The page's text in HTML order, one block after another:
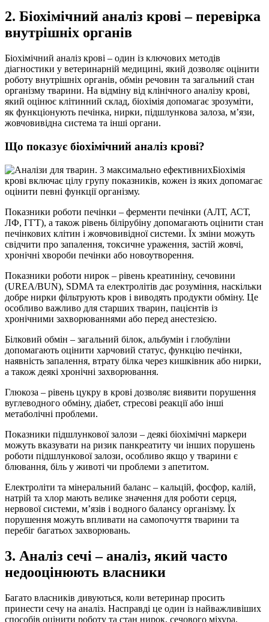
2. Біохімічний аналіз крові – перевірка
внутрішніх органів
Біохімічний аналіз крові – один із ключових методів
діагностики у ветеринарній медицині, який дозволяє оцінити
роботу внутрішніх органів, обмін речовин та загальний стан
організму тварини. На відміну від клінічного аналізу крові,
який оцінює клітинний склад, біохімія допомагає зрозуміти,
як функціонують печінка, нирки, підшлункова залоза, м’язи,
жовчовивідна система та інші органи.
Що показує біохімічний аналіз крові?
Біохімія
крові включає цілу групу показників, кожен із яких допомагає
оцінити певні функції організму.
Показники роботи печінки – ферменти печінки (АЛТ, АСТ,
ЛФ, ГГТ), а також рівень білірубіну допомагають оцінити стан
печінкових клітин і жовчовивідної системи. Їх зміни можуть
свідчити про запалення, токсичне ураження, застій жовчі,
хронічні хвороби печінки або новоутворення.
Показники роботи нирок – рівень креатиніну, сечовини
(UREA/BUN), SDMA та електролітів дає розуміння, наскільки
добре нирки фільтрують кров і виводять продукти обміну. Це
особливо важливо для старших тварин, пацієнтів із
хронічними захворюваннями або перед анестезією.
Білковий обмін – загальний білок, альбумін і глобуліни
допомагають оцінити харчовий статус, функцію печінки,
наявність запалення, втрату білка через кишківник або нирки,
а також деякі хронічні захворювання.
Глюкоза – рівень цукру в крові дозволяє виявити порушення
вуглеводного обміну, діабет, стресові реакції або інші
метаболічні проблеми.
Показники підшлункової залози – деякі біохімічні маркери
можуть вказувати на ризик панкреатиту чи інших порушень
роботи підшлункової залози, особливо якщо у тварини є
блювання, біль у животі чи проблеми з апетитом.
Електроліти та мінеральний баланс – кальцій, фосфор, калій,
натрій та хлор мають велике значення для роботи серця,
нервової системи, м’язів і водного балансу організму. Їх
порушення можуть впливати на самопочуття тварини та
перебіг багатьох захворювань.
3. Аналіз сечі – аналіз, який часто
недооцінюють власники
Багато власників дивуються, коли ветеринар просить
принести сечу на аналіз. Насправді це один із найважливіших
способів оцінити роботу та стан нирок, сечового міхура,